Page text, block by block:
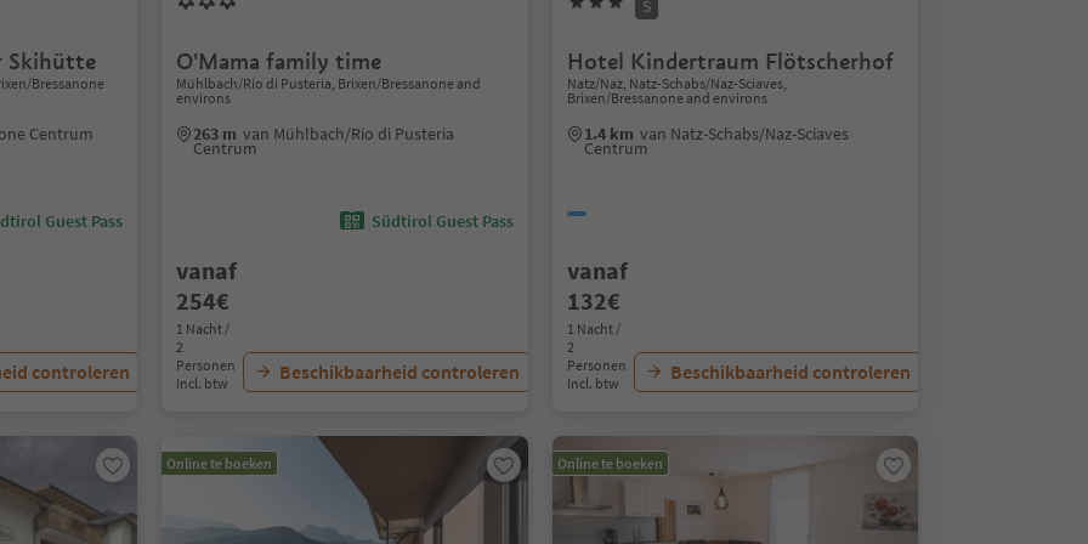
Skihütte
Bressanone
Centrum
Guest Pass
controleren
O'Mama family time
Mühlbach/Rio di Pusteria, Brixen/Bressanone and
environs
263 m van Mühlbach/Rio di Pusteria
Centrum
Südtirol Guest Pass
vanaf
254€
1 Nacht /
2
Personen
Incl. btw
Beschikbaarheid controleren
S
Hotel Kindertraum Flötscherhof
Natz/Naz, Natz-Schabs/Naz-Sciaves,
Brixen/Bressanone and environs
1.4 km van Natz-Schabs/Naz-Sciaves
Centrum
vanaf
132€
1 Nacht /
2
Personen
Incl. btw
Beschikbaarheid controleren
Online te boeken Online te boeken